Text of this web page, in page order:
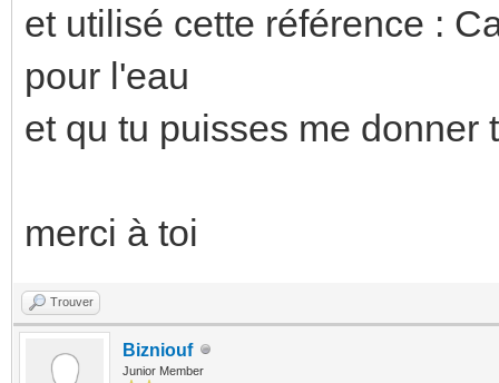
et utilisé cette référence :
pour l'eau
et qu tu puisses me donner
merci à toi
Trouver
Bizniouf
Junior Member